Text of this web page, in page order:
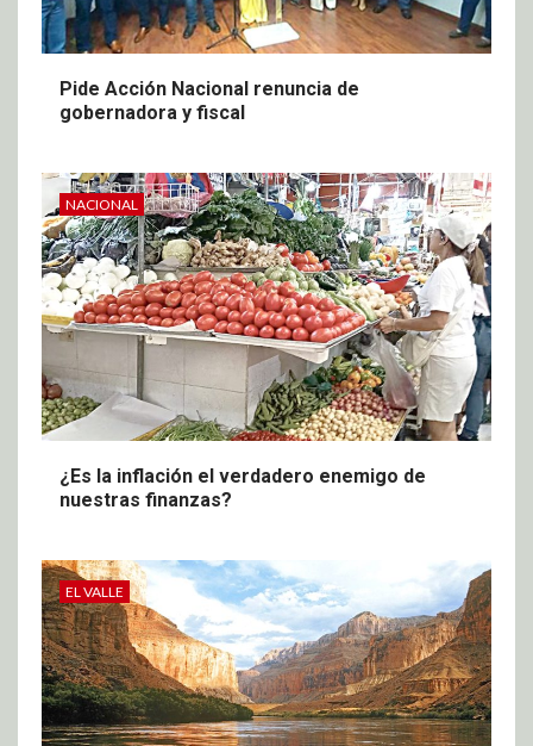
Pide Acción Nacional renuncia de
gobernadora y fiscal
NACIONAL
¿Es la inflación el verdadero enemigo de
nuestras finanzas?
EL VALLE